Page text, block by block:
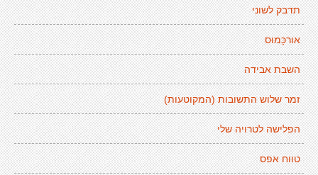
תדבק לשוני
אורכָּמוּס
השבת אבידה
זמר שלוש התשובות (המקוטעות)
הפלישה לטרויה שלי
טווח אפס